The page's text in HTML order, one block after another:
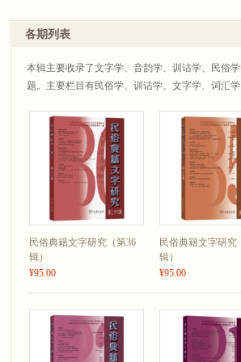
各期列表
本辑主要收录了文字学、音韵学、训诂学、民俗
题。主要栏目有民俗学、训诂学、文字学、词汇
民俗典籍文字研究（第36
辑）
¥95.00
民俗典籍文字研究
辑）
¥95.00